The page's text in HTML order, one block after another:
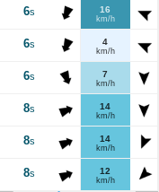
6s 16
km/h
6s 4
km/h
6s 7
km/h
8s 14
km/h
8s 14
km/h
8s 12
km/h